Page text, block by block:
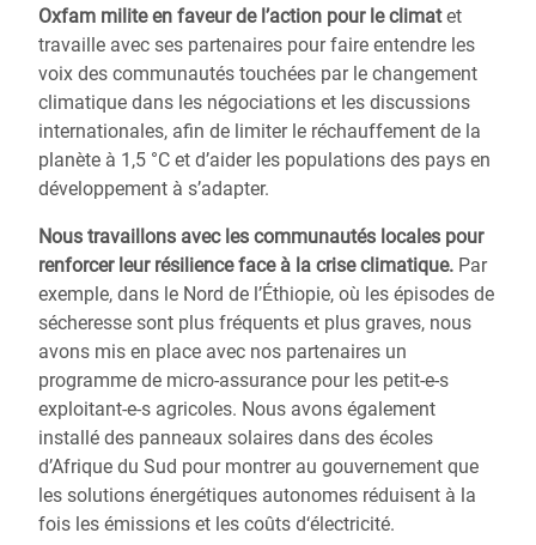
Oxfam milite en faveur de l’action pour le climatet
travaille avec ses partenaires pour faire entendre les
voix des communautés touchées par le changement
climatique dans les négociations et les discussions
internationales, afin de limiter le réchauffement de la
planète à 1,5 °C et d’aider les populations des pays en
développement à s’adapter.
Nous travaillons avec les communautés locales pour
renforcer leur résilience face à la crise climatique. Par
exemple, dans le Nord de l’Éthiopie, où les épisodes de
sécheresse sont plus fréquents et plus graves, nous
avons mis en place avec nos partenaires un
programme de micro-assurance pour les petit-e-s
exploitant-e-s agricoles. Nous avons également
installé des panneaux solaires dans des écoles
d’Afrique du Sud pour montrer au gouvernement que
les solutions énergétiques autonomes réduisent à la
fois les émissions et les coûts d‘électricité.